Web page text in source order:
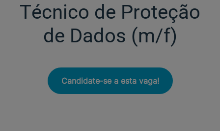
Técnico de Proteção
de Dados (m/f)
Candidate-se a esta vaga!